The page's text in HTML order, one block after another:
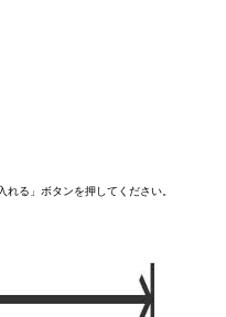
る」ボタンを押してください。